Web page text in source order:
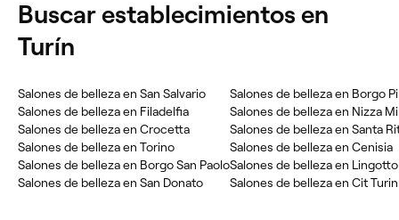
Buscar establecimientos en
Turín
Salones de belleza en San Salvario
Salones de belleza en Filadelfia
Salones de belleza en Crocetta
Salones de belleza en Torino
Salones de belleza en Borgo San Paolo
Salones de belleza en San Donato
Salones de belleza en Borgo
Salones de belleza en Nizza
Salones de belleza en Santa
Salones de belleza en Cenisia
Salones de belleza en Lingotto
Salones de belleza en Cit Turin